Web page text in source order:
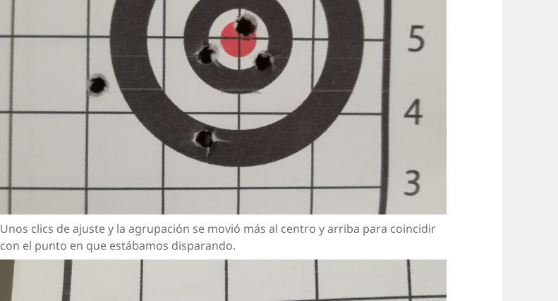
Unos clics de ajuste y la agrupación se movió más al centro y arriba para coincidir
con el punto en que estábamos disparando.